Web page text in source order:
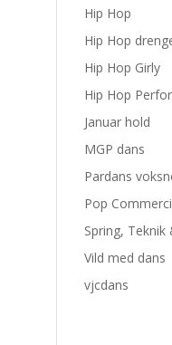
Hip Hop
Hip Hop
Hip Hop Girly
Hip Hop
Januar hold
MGP dans
Pardans
Pop
Spring, Teknik
Vild med dans
vjcdans